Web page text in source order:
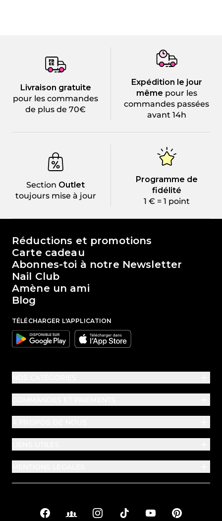
Livraison gratuite
pour les commandes
de plus de 70€
Expédition le jour
même pour les
commandes passées
avant 14h
Section Outlet
toujours mise à jour
Programme de
fidélité
1 € = 1 point
Le monde de Passione Beauty
Réductions et promotions
Carte cadeau
Abonnes-toi à notre Newsletter
Nail Club
Amène un ami
Blog
TÉLÉCHARGER L'APPLICATION
Google Apple
Liens sociaux
FacebookFacebook Groups
InstagramTikTok YouTubePinterest